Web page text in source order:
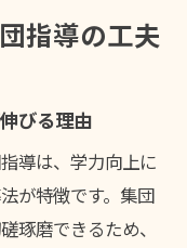
指導の工夫
びる理由
導は、学力向上に
が特徴です。集団
琢磨できるため、